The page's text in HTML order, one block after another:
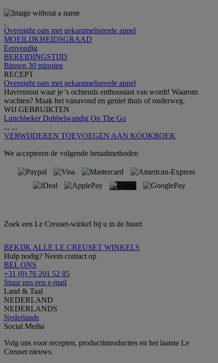
Overnight oats met gekarameliseerde appel
MOEILIJKHEIDSGRAAD
Eenvoudig
BEREIDINGSTIJD
Binnen 30 minuten
RECEPT
Overnight oats met gekarameliseerde appel
Havermout waar je 's ochtends enthousiast van wordt! Waarom
wachten? Maak het vanavond en geniet thuis of onderweg.
WIJ GEBRUIKTEN
Lunchbeker Dubbelwandig On The Go
... ...
VERWIJDEREN TOEVOEGEN AAN KOOKBOEK
We accepteren de volgende betaalmethoden
Zoek een Le Creuset-winkel bij u in de buurt
BEKIJK ALLE LE CREUSET WINKELS
Hulp nodig? Neem contact op
BEL ONS
+31 (0) 76 201 52 85
Stuur ons een e-mail
Land & Taal
NEDERLAND
NEDERLANDS
Nederlands
Social Media
Volg ons voor recepten, productintroducties en het laatste Le
Creuset nieuws.